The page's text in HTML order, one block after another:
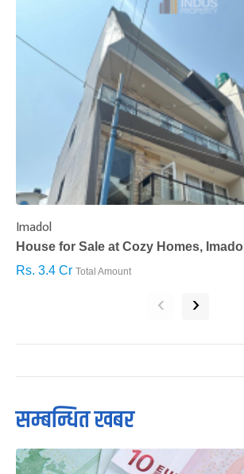
Imadol
House for Sale at Cozy Homes, Imadol
Rs. 3.4 Cr Total Amount
‹ ›
सम्बन्धित खबर